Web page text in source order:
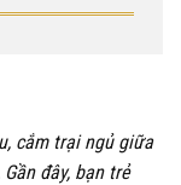
cắm trại ngủ giữa
đây, bạn trẻ